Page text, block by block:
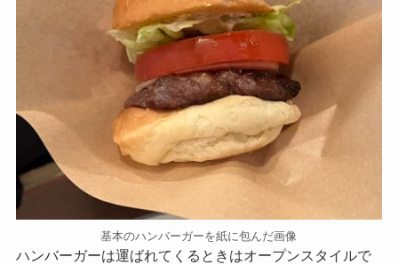
基本のハンバーガーを紙に包んだ画像
ハンバーガーは運ばれてくるときはオープンスタイルで